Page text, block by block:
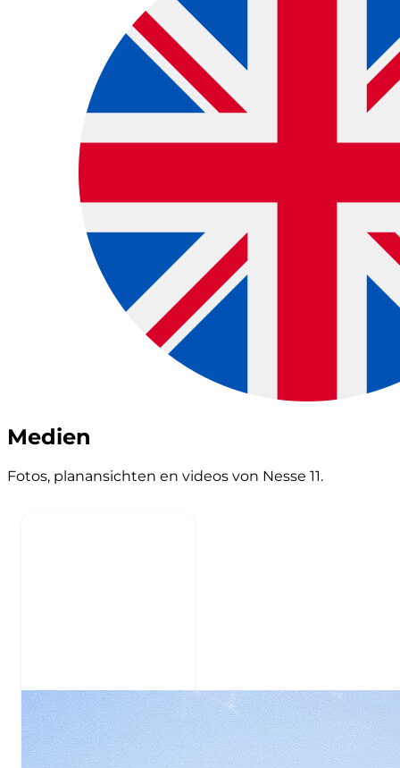
Medien
Fotos, planansichten en videos von Nesse 11.